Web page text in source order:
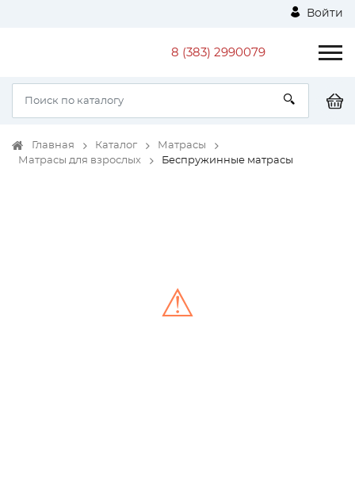
Войти
8 (383) 2990079
Главная Каталог
Матрасы
Матрасы для взрослых
Беспружинные матрасы
⚠